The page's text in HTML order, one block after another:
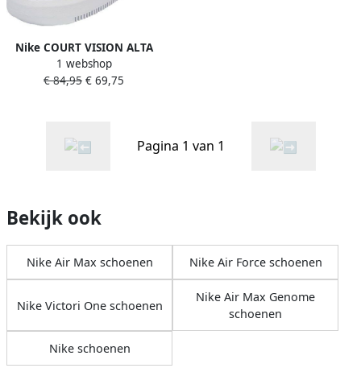
Nike COURT VISION ALTA
WOMENS SHO Slippers
1 webshop
€ 84,95 € 69,75
Pagina 1 van 1
Bekijk ook
Nike Air Max schoenen Nike Air Force schoenen
Nike Victori One schoenen
Nike Air Max Genome
schoenen
Nike schoenen